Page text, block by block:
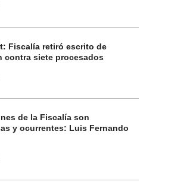
Fiscalía retiró escrito de
contra siete procesados
de la Fiscalía son
y ocurrentes: Luis Fernando